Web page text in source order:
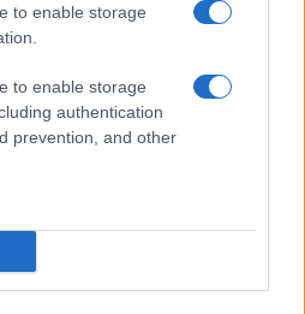
to enable storage
to enable storage
authentication
prevention, and other
hogares rurales y
con estrategias…